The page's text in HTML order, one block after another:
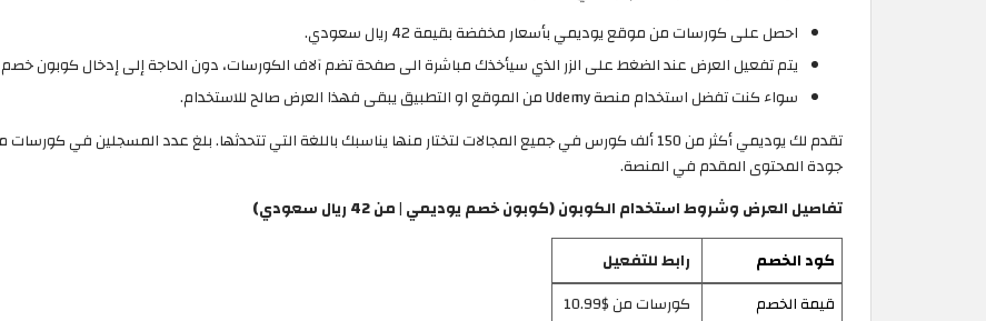
احصل على كورسات من موقع يوديمي بأسعار مخفضة بقيمة 42 ريال سعودي.
يتم تفعيل العرض عند الضغط على الزر الذي سيأخذك مباشرة الى صفحة تضم آلاف الكورسات، دون الحاجة إلى إدخال كوبون خصم Udemy.
سواء كنت تفضل استخدام منصة Udemy من الموقع او التطبيق يبقى فهذا العرض صالح للاستخدام.
جودة المحتوى المقدم في المنصة.
تفاصيل العرض وشروط استخدام الكوبون (كوبون خصم يوديمي | من 42 ريال سعودي)
كود الخصم
رابط للتفعيل
قيمة الخصم
كورسات من $10.99